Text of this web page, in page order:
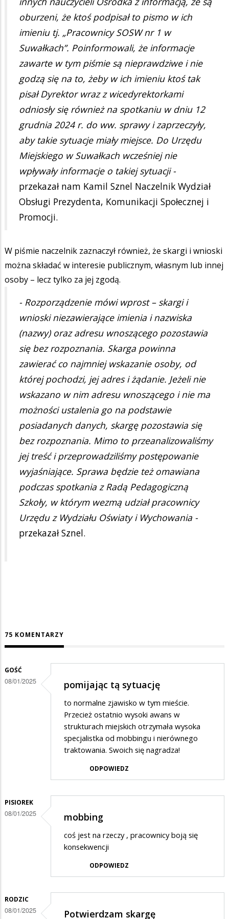
oburzeni, że ktoś podpisał to pismo w ich
imieniu tj. „Pracownicy SOSW nr 1 w
Suwałkach”. Poinformowali, że informacje
zawarte w tym piśmie są nieprawdziwe i nie
godzą się na to, żeby w ich imieniu ktoś tak
pisał Dyrektor wraz z wicedyrektorkami
odniosły się również na spotkaniu w dniu 12
grudnia 2024 r. do ww. sprawy i zaprzeczyły,
aby takie sytuacje miały miejsce. Do Urzędu
Miejskiego w Suwałkach wcześniej nie
wpływały informacje o takiej sytuacji -
przekazał nam Kamil Sznel Naczelnik Wydział
Obsługi Prezydenta, Komunikacji Społecznej i
Promocji.
W piśmie naczelnik zaznaczył również, że skargi i wnioski
można składać w interesie publicznym, własnym lub innej
osoby – lecz tylko za jej zgodą.
- Rozporządzenie mówi wprost – skargi i
wnioski niezawierające imienia i nazwiska
(nazwy) oraz adresu wnoszącego pozostawia
się bez rozpoznania. Skarga powinna
zawierać co najmniej wskazanie osoby, od
której pochodzi, jej adres i żądanie. Jeżeli nie
wskazano w nim adresu wnoszącego i nie ma
możności ustalenia go na podstawie
posiadanych danych, skargę pozostawia się
bez rozpoznania. Mimo to przeanalizowaliśmy
jej treść i przeprowadziliśmy postępowanie
wyjaśniające. Sprawa będzie też omawiana
podczas spotkania z Radą Pedagogiczną
Szkoły, w którym wezmą udział pracownicy
Urzędu z Wydziału Oświaty i Wychowania -
przekazał Sznel.
75 KOMENTARZY
GOŚĆ
08/01/2025 pomijając tą sytuację
to normalne zjawisko w tym mieście.
Przecież ostatnio wysoki awans w
strukturach miejskich otrzymała wysoka
specjalistka od mobbingu i nierównego
traktowania. Swoich się nagradza!
ODPOWIEDZ
PISIOREK
08/01/2025 mobbing
coś jest na rzeczy , pracownicy boją się
konsekwencji
ODPOWIEDZ
RODZIC
08/01/2025 Potwierdzam skargę